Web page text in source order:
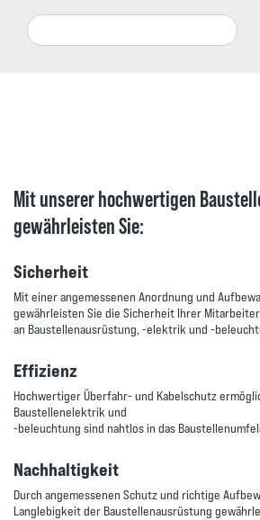
Search
Mit unserer hochwertigen
gewährleisten Sie:
Sicherheit
Mit einer angemessenen Anordnung und
gewährleisten Sie die Sicherheit Ihrer
an Baustellenausrüstung, -elektrik und -
Effizienz
Hochwertiger Überfahr- und Kabelschutz
Baustellenelektrik und
-beleuchtung sind nahtlos in das
Nachhaltigkeit
Durch angemessenen Schutz und richtige
Langlebigkeit der Baustellenausrüstung